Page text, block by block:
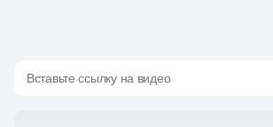
Вставьте ссылку на видео